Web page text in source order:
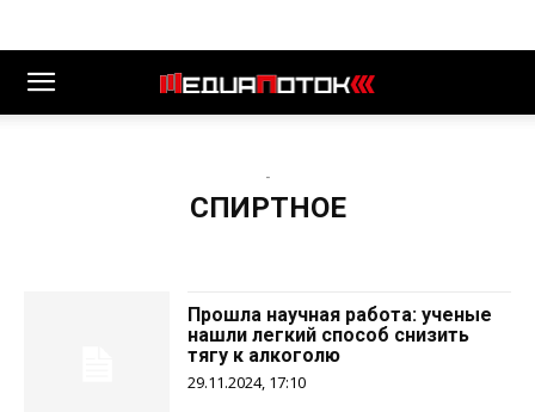
-
СПИРТНОЕ
Прошла научная работа: ученые
нашли легкий способ снизить
тягу к алкоголю
29.11.2024, 17:10